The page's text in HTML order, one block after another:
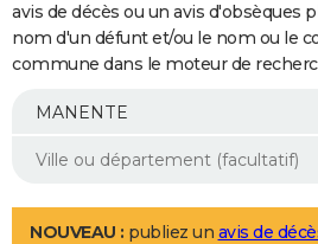
Retraite
Epargne
Immobilier
Risques naturels par ville
Banque
Assurance
AUTO
Essais
Réserver un essai
Citadines
Berlines
SUV
Forum auto
+
Mobiles
Meilleur smartphone
Internet
Ordinateurs
Jeux vidéo
Guide high-tech
Aménagement intérieur
LIFESTYLE
avis de décès ou un avis d'obsèques
nom d'un défunt et/ou le nom ou le
commune dans le moteur de
NOUVEAU : publiez un avis de